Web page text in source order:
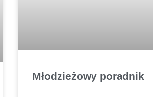
Młodzieżowy poradnik